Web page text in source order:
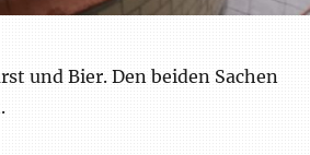
und Bier. Den beiden Sachen